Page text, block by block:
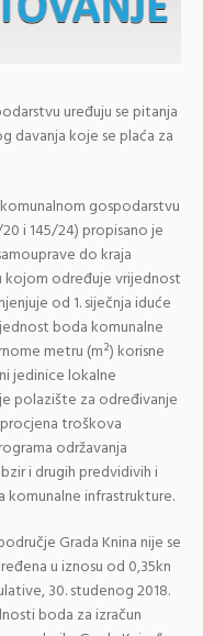
uređuju se pitanja
davanja koje se plaća za
gospodarstvu
i 145/24) propisano je
do kraja
određuje vrijednost
od 1. siječnja iduće
boda komunalne
metru (m²) korisne
jedinice lokalne
polazište za određivanje
troškova
održavanja
i drugih predvidivih i
komunalne infrastrukture.
Grada Knina nije se
u iznosu od 0,35kn
30. studenog 2018.
boda za izračun